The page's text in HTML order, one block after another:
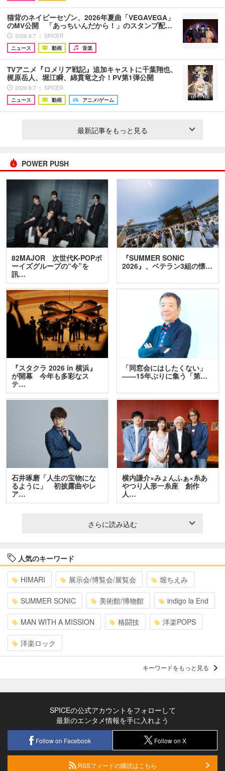
猫背のネイビーセゾン、2026年夏曲「VEGAVEGA」
のMV公開 「あっちいんだから！」のスタンプ配…
2026.8.7 ｜ SPICER
ニュース
動画 音楽
TVアニメ『ロメリア戦記』追加キャストに千葉翔也、
梶原岳人、堀江瞬、綿貫竜之介！PV第1弾公開
2026.8.7 ｜ SPICER
ニュース
動画 アニメ/ゲーム
最新記事をもっと見る
POWER PUSH
82MAJOR 次世代K-POPボ
ーイズグループの“今”を
訊…
『SUMMER SONIC
2026』、ベテラン3組の懐…
『スタクラ 2026 in 横浜』
が開幕 今年も多彩なス
テ…
「同窓会にはしたくない」
――15年ぶりに集う「第…
石井琢磨「人生の宝物にな
るように」 初披露曲やレ
ア…
横内謙介×みょんふぁ×糸あ
やつり人形一糸座 創作
人…
さらに読み込む
人気のキーワード
HIMARI 展示会/博覧会/展覧会 堀ちえみ
SUMMER SONIC 美術館/博物館 indigo la End
MAN WITH A MISSION 格闘技 洋楽POPS
洋楽ロック
キーワードをもっと見る
SPICEの公式アカウントをフォローして
最新のエンタメ情報を手に入れよう
Follow on Facebook Follow on X
RSSフィードの購読はこちら